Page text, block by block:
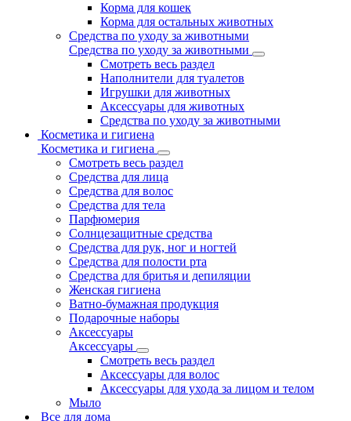
Корма для кошек
Корма для остальных животных
Средства по уходу за животными
Средства по уходу за животными
Смотреть весь раздел
Наполнители для туалетов
Игрушки для животных
Аксессуары для животных
Средства по уходу за животными
Косметика и гигиена
Косметика и гигиена
Смотреть весь раздел
Средства для лица
Средства для волос
Средства для тела
Парфюмерия
Солнцезащитные средства
Средства для рук, ног и ногтей
Средства для полости рта
Средства для бритья и депиляции
Женская гигиена
Ватно-бумажная продукция
Подарочные наборы
Аксессуары
Аксессуары
Смотреть весь раздел
Аксессуары для волос
Аксессуары для ухода за лицом и телом
Мыло
Все для дома